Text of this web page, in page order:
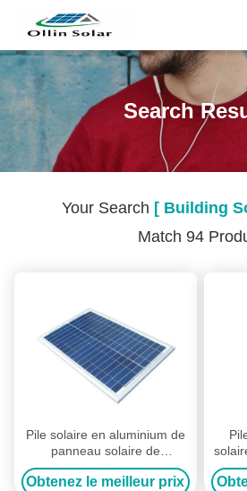
Search
Your Search [ Building
Match 94
Pile solaire en aluminium de
panneau solaire de
cadre/poly panneau solaire
pour le dispositif de
Obtenez le meilleur prix